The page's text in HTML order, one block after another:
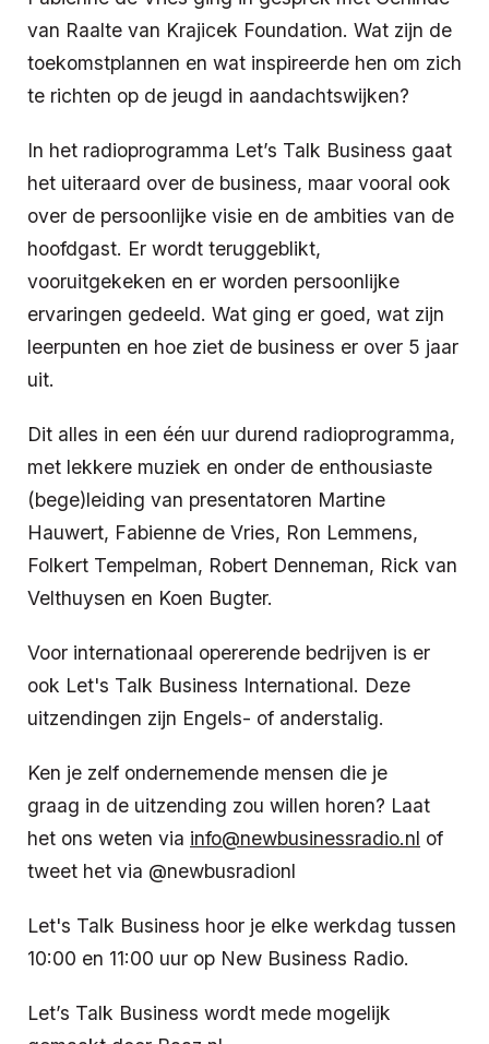
van Raalte van Krajicek Foundation. Wat zijn de
toekomstplannen en wat inspireerde hen om zich
te richten op de jeugd in aandachtswijken?
In het radioprogramma Let’s Talk Business gaat
het uiteraard over de business, maar vooral ook
over de persoonlijke visie en de ambities van de
hoofdgast. Er wordt teruggeblikt,
vooruitgekeken en er worden persoonlijke
ervaringen gedeeld. Wat ging er goed, wat zijn
leerpunten en hoe ziet de business er over 5 jaar
uit.
Dit alles in een één uur durend radioprogramma,
met lekkere muziek en onder de enthousiaste
(bege)leiding van presentatoren Martine
Hauwert, Fabienne de Vries, Ron Lemmens,
Folkert Tempelman, Robert Denneman, Rick van
Velthuysen en Koen Bugter.
Voor internationaal opererende bedrijven is er
ook Let's Talk Business International. Deze
uitzendingen zijn Engels- of anderstalig.
Ken je zelf ondernemende mensen die je
graag in de uitzending zou willen horen? Laat
het ons weten via info@newbusinessradio.nl of
tweet het via @newbusradionl
Let's Talk Business hoor je elke werkdag tussen
10:00 en 11:00 uur op New Business Radio.
Let’s Talk Business wordt mede mogelijk